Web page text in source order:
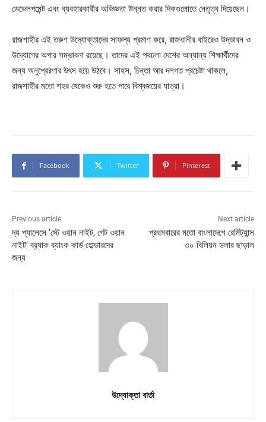
ডেভেলপমেন্ট এবং ব্যবহারকারীর অভিজ্ঞতা উন্নত করার দিকগুলোতে নেতৃত্ব দিয়েছেন।
রাজশাহীর এই তরুণ উদ্যোক্তাদের সাফল্য প্রমাণ করে, রাজধানীর বাইরেও উদ্ভাবন ও
উদ্যোগের অপার সম্ভাবনা রয়েছে। তাদের এই পথচলা দেশের অন্যান্য শিক্ষার্থীদের
জন্য অনুপ্রেরণার উৎস হয়ে উঠবে। সাহস, চিন্তা আর দলগত প্রচেষ্টা থাকলে,
রাজশাহীর মতো শহর থেকেও শুরু হতে পারে বিশ্বজয়ের যাত্রা।
Facebook Twitter Pinterest
Previous article
দ্য প্যালেসে ‘স্টে ওয়ান নাইট, গেট ওয়ান
নাইট’ ব্র‍্যাক ব্যাংক কার্ড হোল্ডারদের
জন্য
Next article
প্রথমবারের মতো বাংলাদেশে রেমিট্যান্স
৩০ বিলিয়ন ডলার ছাড়াল
উদ্যোক্তা বার্তা